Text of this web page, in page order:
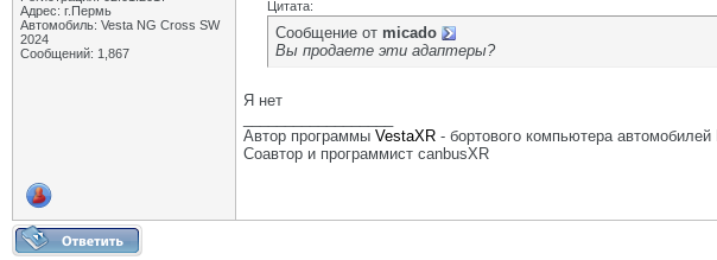
Адрес: г.Пермь
Автомобиль: Vesta NG Cross SW
2024
Сообщений: 1,867
Цитата:
Сообщение от micado
Вы продаете эти адаптеры?
Я нет
Автор программы VestaXR - бортового компьютера
Соавтор и программист canbusXR